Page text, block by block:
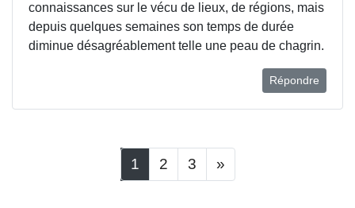
connaissances sur le vécu de lieux, de régions, mais
depuis quelques semaines son temps de durée
diminue désagréablement telle une peau de chagrin.
Répondre
1 2 3 »